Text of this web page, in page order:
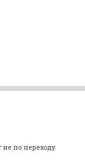
по переходу.